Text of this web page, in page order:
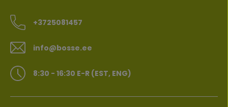
+3725081457
info@bosse.ee
8:30 - 16:30 E-R (EST, ENG)